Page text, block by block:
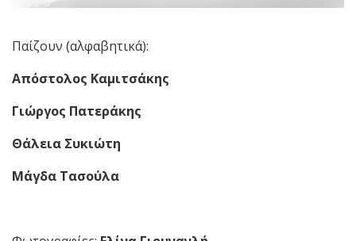
Παίζουν (αλφαβητικά):
Απόστολος Καμιτσάκης
Γιώργος Πατεράκης
Θάλεια Συκιώτη
Μάγδα Τασούλα